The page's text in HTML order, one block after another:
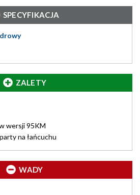
SPECYFIKACJA
ZALETY
wersji 95KM
na łańcuchu
WADY